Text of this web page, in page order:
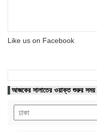
Like us on Facebook
আজকের সালাতের ওয়াক্ত শুরুর সময়